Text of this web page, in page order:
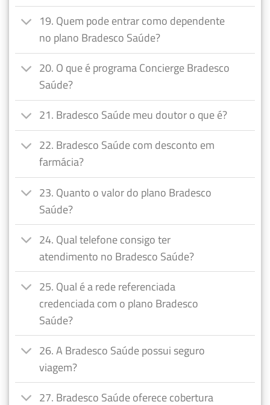
19. Quem pode entrar como dependente
no plano Bradesco Saúde?
20. O que é programa Concierge Bradesco
Saúde?
21. Bradesco Saúde meu doutor o que é?
22. Bradesco Saúde com desconto em
farmácia?
23. Quanto o valor do plano Bradesco
Saúde?
24. Qual telefone consigo ter
atendimento no Bradesco Saúde?
25. Qual é a rede referenciada
credenciada com o plano Bradesco
Saúde?
26. A Bradesco Saúde possui seguro
viagem?
27. Bradesco Saúde oferece cobertura